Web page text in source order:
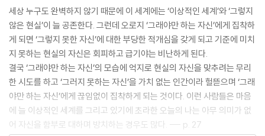
4장 - 진짜 용기는 나를 넘어서는 것이다
나는 너무 나약한데 그들은 너무 강해＿139
자연스런 욕구가 불편해진 이유 ＿141
전쟁터에는 스위트룸이 없다 ＿142
기가 빠졌다면 이미 진 게임이다＿144
글래머는 몸매가 아니라 마음의 넉넉함이다 ＿146
내가 나를 모르는데 난들 너를 알겠느냐? ＿151
애드리브도 과하면 유치해진다 ＿154
세상 누구도 완벽하지 않기 때문에 이 세계에는 ‘이상적인 세계’와 ‘그렇지
않은 현실’이 늘 공존한다. 그런데 오로지 ‘그래야만 하는 자신’에게 집착하
게 되면 ‘그렇지 못한 자신’에 대한 부당한 적개심을 갖게 되고 기준에 미치
지 못하는 현실의 자신은 회피하고 급기야는 비난하게 된다.
결국 ‘그래야만 하는 자신’의 모습에 억지로 현실의 자신을 맞추려는 무리
한 시도를 하고 ‘그러지 못하는 자신’을 가치 없는 인간이라 헐뜯으며 ‘그래
야만 하는 자신’에게 끊임없이 집착하게 되는 것이다. 이런 사람들은 마음
에 늘 이상적인 세계를 그리고 있기에 초라한 오늘의 나는 아무 의미가 없
어 자신을 함부로 대하며 방치하는 경우도 많다. --- p. 27